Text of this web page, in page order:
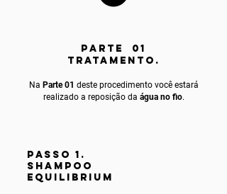
PARTE 01
TRATAMENTO.
Na Parte 01 deste procedimento você estará
realizado a reposição da água no fio.
PASSO 1.
SHAMPOO
EQUILIBRIUM